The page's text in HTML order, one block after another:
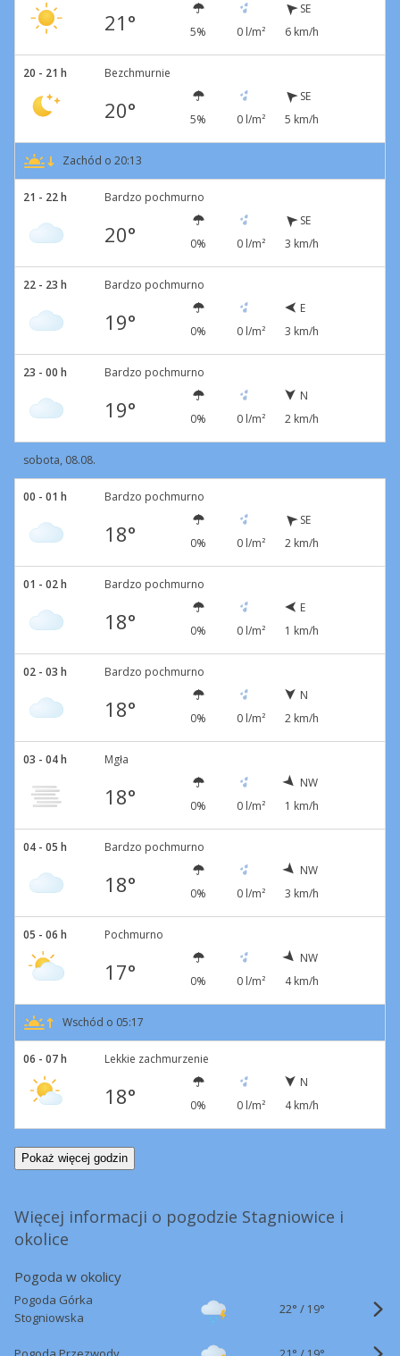
21° 5% 0 l/m²
SE
6 km/h
20 - 21 h Bezchmurnie
20° 5% 0 l/m²
SE
5 km/h
Zachód o 20:13
21 - 22 h Bardzo pochmurno
20° 0% 0 l/m²
SE
3 km/h
22 - 23 h Bardzo pochmurno
19° 0% 0 l/m²
E
3 km/h
23 - 00 h Bardzo pochmurno
19° 0% 0 l/m²
N
2 km/h
sobota, 08.08.
00 - 01 h Bardzo pochmurno
18° 0% 0 l/m²
SE
2 km/h
01 - 02 h Bardzo pochmurno
18° 0% 0 l/m²
E
1 km/h
02 - 03 h Bardzo pochmurno
18° 0% 0 l/m²
N
2 km/h
03 - 04 h Mgła
18° 0% 0 l/m²
NW
1 km/h
04 - 05 h Bardzo pochmurno
18° 0% 0 l/m²
NW
3 km/h
05 - 06 h Pochmurno
17° 0% 0 l/m²
NW
4 km/h
Wschód o 05:17
06 - 07 h Lekkie zachmurzenie
18° 0% 0 l/m²
N
4 km/h
Pokaż więcej godzin
Więcej informacji o pogodzie Stagniowice i
okolice
Pogoda w okolicy
Pogoda Górka
Stogniowska
22° / 19°